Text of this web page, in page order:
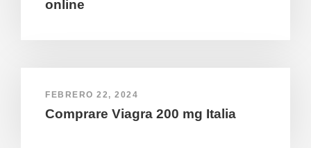
online
FEBRERO 22, 2024
Comprare Viagra 200 mg Italia